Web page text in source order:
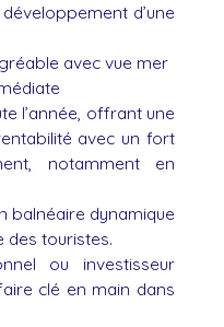
d’une
avec vue mer
l’année, offrant une
avec un fort
notamment en
balnéaire dynamique
des touristes.
ou investisseur
clé en main dans